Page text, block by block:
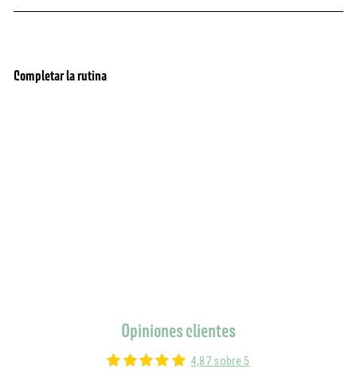
Completar la rutina
Opiniones clientes
4,87 sobre 5